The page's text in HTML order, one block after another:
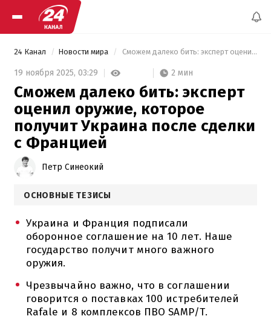
24 Канал Новости мира Сможем далеко бить: эксперт оценил оружие, которое получит Украина после сделки с Францией
19 ноября 2025, 03:29 2 мин
Сможем далеко бить: эксперт
оценил оружие, которое
получит Украина после сделки
с Францией
Петр Синеокий
ОСНОВНЫЕ ТЕЗИСЫ
Украина и Франция подписали
оборонное соглашение на 10 лет. Наше
государство получит много важного
оружия.
Чрезвычайно важно, что в соглашении
говорится о поставках 100 истребителей
Rafale и 8 комплексов ПВО SAMP/T.